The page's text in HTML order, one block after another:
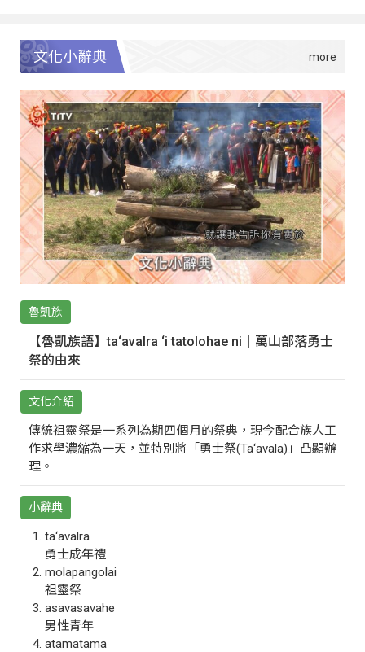
文化小辭典
魯凱族
【魯凱族語】ta‘avalra ‘i tatolohae ni｜萬山部落勇士
祭的由來
文化介紹
傳統祖靈祭是一系列為期四個月的祭典，現今配合族人工
作求學濃縮為一天，並特別將「勇士祭(Ta‘avala)」凸顯辦
理。
小辭典
ta‘avalra
勇士成年禮
molapangolai
祖靈祭
asavasavahe
男性青年
atamatama